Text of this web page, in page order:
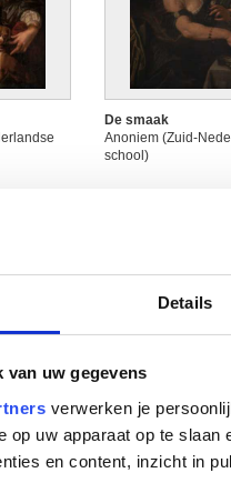
Details
van uw gegevens
verwerken je
op uw apparaat op te
en content, inzicht in
De smaak
Anoniem (Zuid-
school)
Paulus
Afbeelding niet
Een engel
Anoniem